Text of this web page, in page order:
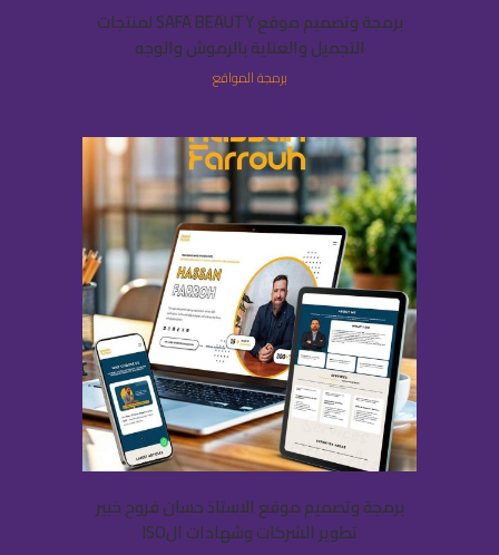
برمجة وتصميم موقع SAFA BEAUTY لمنتجات
التجميل والعناية بالرموش والوجه
برمجة المواقع
برمجة وتصميم موقع الاستاذ حسان فروح خبير
تطوير الشركات وشهادات الISO